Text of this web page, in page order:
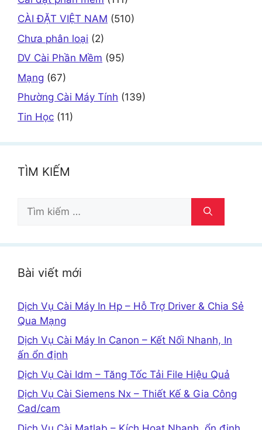
CÀI ĐẶT VIỆT NAM (510)
Chưa phân loại (2)
DV Cài Phần Mềm (95)
Mạng (67)
Phường Cài Máy Tính (139)
Tin Học (11)
TÌM KIẾM
Tìm
kiếm
Bài viết mới
Dịch Vụ Cài Máy In Hp – Hỗ Trợ Driver & Chia Sẻ
Qua Mạng
Dịch Vụ Cài Máy In Canon – Kết Nối Nhanh, In
ấn ổn định
Dịch Vụ Cài Idm – Tăng Tốc Tải File Hiệu Quả
Dịch Vụ Cài Siemens Nx – Thiết Kế & Gia Công
Cad/cam